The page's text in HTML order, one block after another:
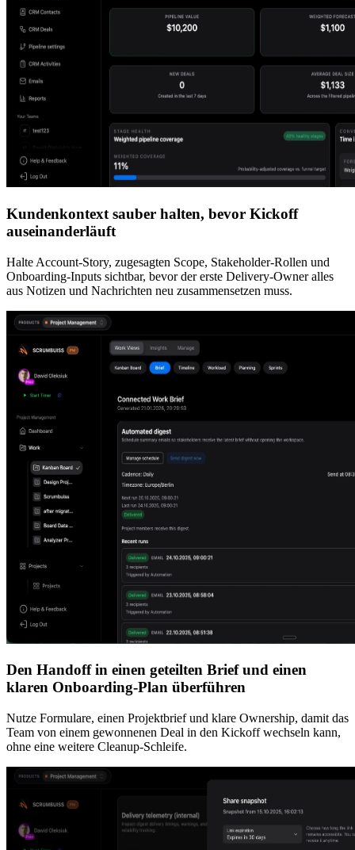
Kundenkontext sauber halten, bevor Kickoff
auseinanderläuft
Halte Account-Story, zugesagten Scope, Stakeholder-Rollen und
Onboarding-Inputs sichtbar, bevor der erste Delivery-Owner alles
aus Notizen und Nachrichten neu zusammensetzen muss.
Den Handoff in einen geteilten Brief und einen
klaren Onboarding-Plan überführen
Nutze Formulare, einen Projektbrief und klare Ownership, damit das
Team von einem gewonnenen Deal in den Kickoff wechseln kann,
ohne eine weitere Cleanup-Schleife.